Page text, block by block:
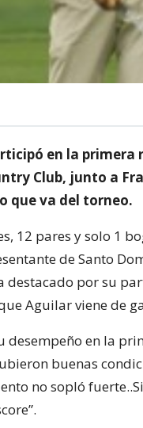
en la
Club, junto a
que va del torneo.
12 pares y solo 1
de Santo
destacado por su
Aguilar viene de
desempeño en la
buenas
no sopló